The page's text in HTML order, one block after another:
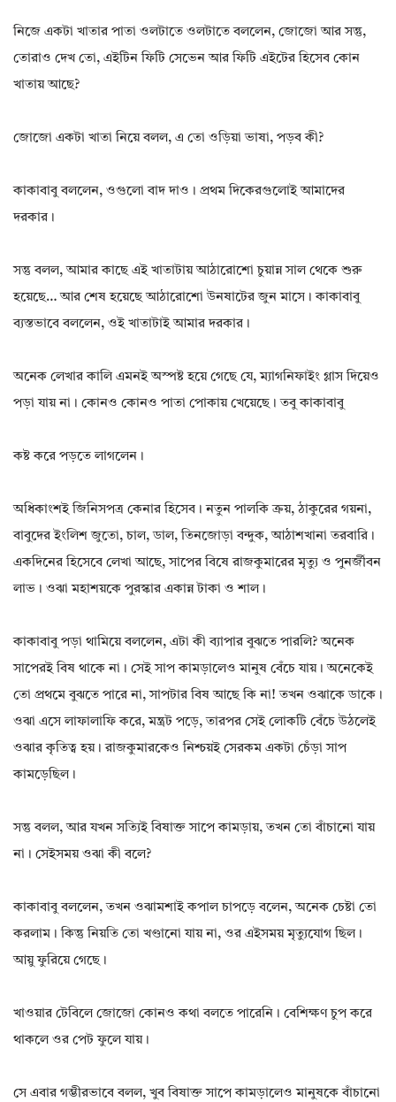
নিজে একটা খাতার পাতা ওলটাতে ওলটাতে বললেন, জোজো আর সন্তু,
তোরাও দেখ তো, এইটিন ফিটি সেভেন আর ফিটি এইটের হিসেব কোন
খাতায় আছে?
জোজো একটা খাতা নিয়ে বলল, এ তো ওড়িয়া ভাষা, পড়ব কী?
কাকাবাবু বললেন, ওগুলো বাদ দাও। প্রথম দিকেরগুলোই আমাদের
দরকার।
সন্তু বলল, আমার কাছে এই খাতাটায় আঠারোশো চুয়ান্ন সাল থেকে শুরু
হয়েছে… আর শেষ হয়েছে আঠারোশো উনষাটের জুন মাসে। কাকাবাবু
ব্যস্তভাবে বললেন, ওই খাতাটাই আমার দরকার।
অনেক লেখার কালি এমনই অস্পষ্ট হয়ে গেছে যে, ম্যাগনিফাইং গ্লাস দিয়েও
পড়া যায় না। কোনও কোনও পাতা পোকায় খেয়েছে। তবু কাকাবাবু
কষ্ট করে পড়তে লাগলেন।
অধিকাংশই জিনিসপত্র কেনার হিসেব। নতুন পালকি ক্রয়, ঠাকুরের গয়না,
বাবুদের ইংলিশ জুতো, চাল, ডাল, তিনজোড়া বন্দুক, আঠাশখানা তরবারি।
একদিনের হিসেবে লেখা আছে, সাপের বিষে রাজকুমারের মৃত্যু ও পুনর্জীবন
লাভ। ওঝা মহাশয়কে পুরস্কার একান্ন টাকা ও শাল।
কাকাবাবু পড়া থামিয়ে বললেন, এটা কী ব্যাপার বুঝতে পারলি? অনেক
সাপেরই বিষ থাকে না। সেই সাপ কামড়ালেও মানুষ বেঁচে যায়। অনেকেই
তো প্রথমে বুঝতে পারে না, সাপটার বিষ আছে কি না! তখন ওঝাকে ডাকে।
ওঝা এসে লাফালাফি করে, মন্ত্রট পড়ে, তারপর সেই লোকটি বেঁচে উঠলেই
ওঝার কৃতিত্ব হয়। রাজকুমারকেও নিশ্চয়ই সেরকম একটা চেঁড়া সাপ
কামড়েছিল।
সন্তু বলল, আর যখন সত্যিই বিষাক্ত সাপে কামড়ায়, তখন তো বাঁচানো যায়
না। সেইসময় ওঝা কী বলে?
কাকাবাবু বললেন, তখন ওঝামশাই কপাল চাপড়ে বলেন, অনেক চেষ্টা তো
করলাম। কিন্তু নিয়তি তো খণ্ডানো যায় না, ওর এইসময় মৃত্যুযোগ ছিল।
আয়ু ফুরিয়ে গেছে।
খাওয়ার টেবিলে জোজো কোনও কথা বলতে পারেনি। বেশিক্ষণ চুপ করে
থাকলে ওর পেট ফুলে যায়।
সে এবার গম্ভীরভাবে বলল, খুব বিষাক্ত সাপে কামড়ালেও মানুষকে বাঁচানো